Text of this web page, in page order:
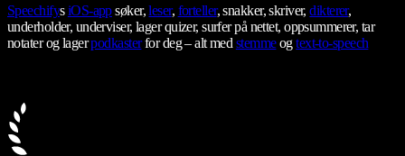
SpeechifysiOS-appsøker,leser, forteller, snakker, skriver,dikterer,
underholder, underviser, lager quizer, surfer på nettet, oppsummerer, tar
notater og lagerpodkasterfor deg – alt medstemmeogtext-to-speech